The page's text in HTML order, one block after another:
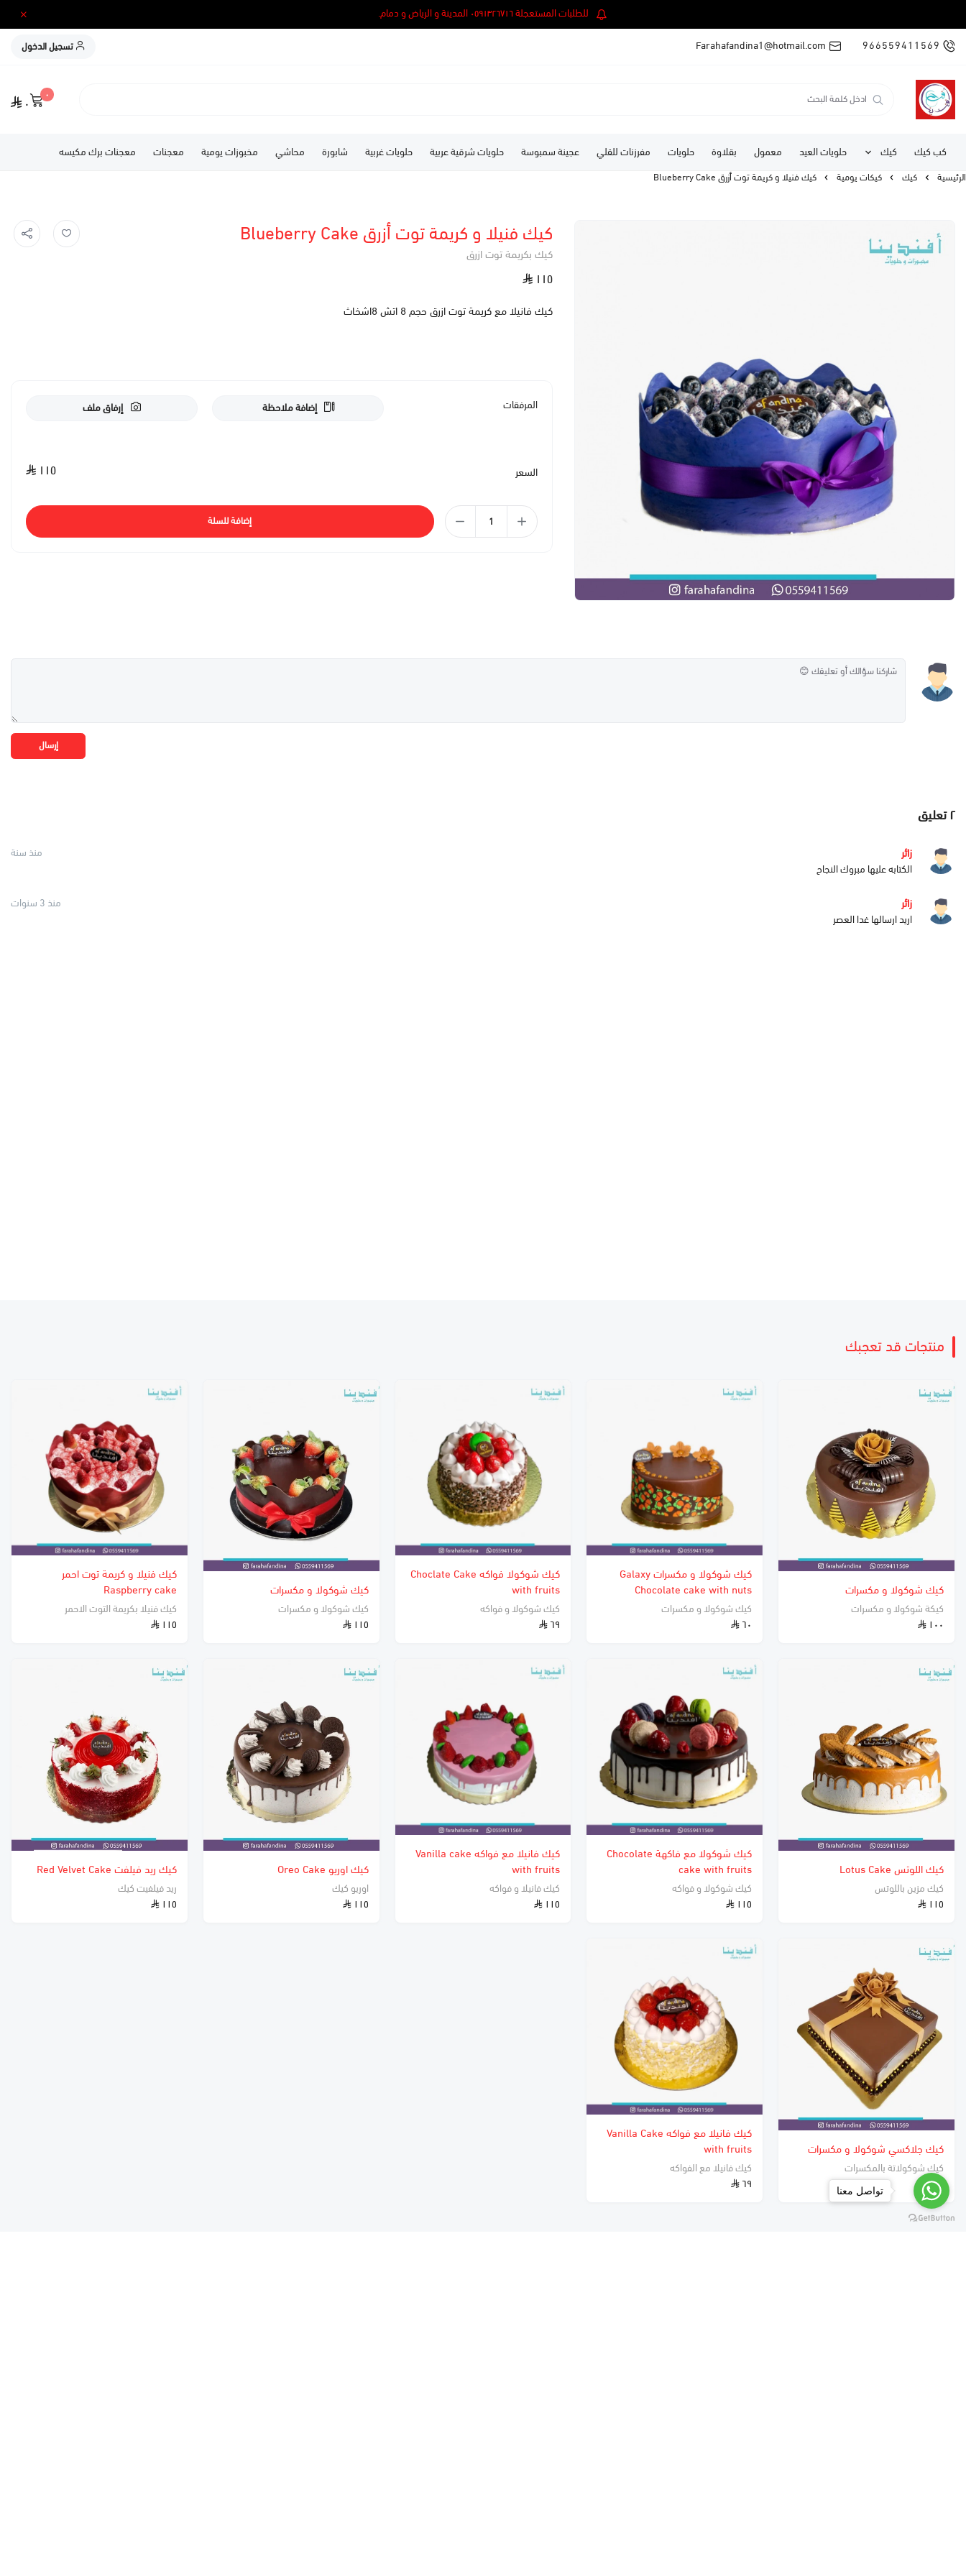
للطلبات المستعجلة ٠٥٩١٣٢٦٧١٦ المدينة و الرياض و دمام.
966559411569
Farahafandina1@hotmail.com تسجيل الدخول
٠
٠
كب كيك كيك حلويات العيد معمول بقلاوة حلويات مفرزنات للقلي عجينة سمبوسة حلويات شرقية عربية حلويات غربية شابورة محاشي مخبوزات يومية معجنات معجنات برك مكيسه
الرئيسية كيك كيكات يومية كيك فنيلا و كريمة توت أزرق Blueberry Cake
كيك فنيلا و كريمة توت أزرق Blueberry Cake
كيك بكريمة توت ازرق
١١٥
كيك فانيلا مع كريمة توت ازرق حجم 8 اتش 8اشخاث
المرفقات إضافة ملاحظة إرفاق ملف
السعر ١١٥
إضافة للسلة
إرسال
٢تعليق
زائر
منذ سنة
الكتابه عليها مبروك النجاح
زائر
منذ 3 سنوات
اريد ارسالها غدا العصر
منتجات قد تعجبك
كيك شوكولا و مكسرات
كيكة شوكولا و مكسرات
١٠٠
كيك شوكولا و مكسرات Galaxy
Chocolate cake with nuts
كيك شوكولا و مكسرات
٦٠
كيك شوكولا فواكه Choclate Cake
with fruits
كيك شوكولا و فواكه
٦٩
كيك شوكولا و مكسرات
كيك شوكولا و مكسرات
١١٥
كيك فنيلا و كريمة توت احمر
Raspberry cake
كيك فنيلا بكريمة التوت الاحمر
١١٥
كيك اللوتس Lotus Cake
كيك مزين باللوتس
١١٥
كيك شوكولا مع فاكهة Chocolate
cake with fruits
كيك شوكولا و فواكه
١١٥
كيك فانيلا مع فواكه Vanilla cake
with fruits
كيك فانيلا و فواكه
١١٥
كيك اوريو Oreo Cake
اوريو كيك
١١٥
كيك ريد فيلفت Red Velvet Cake
ريد فيلفيت كيك
١١٥
كيك جلاكسي شوكولا و مكسرات
كيك شوكولاتة بالمكسرات
١٦١
كيك فانيلا مع فواكه Vanilla Cake
with fruits
كيك فانيلا مع الفواكه
٦٩ تواصل معنا